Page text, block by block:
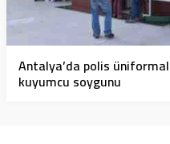
Antalya’da polis
kuyumcu soygunu